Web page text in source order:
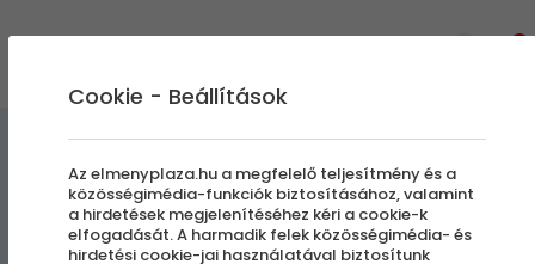
Sherlock | Szabadulás a
Cookie - Beállítások
Az elmenyplaza.hu a megfelelő teljesítmény és a
közösségimédia-funkciók biztosításához, valamint
a hirdetések megjelenítéséhez kéri a cookie-k
elfogadását. A harmadik felek közösségimédia- és
hirdetési cookie-jai használatával biztosítunk